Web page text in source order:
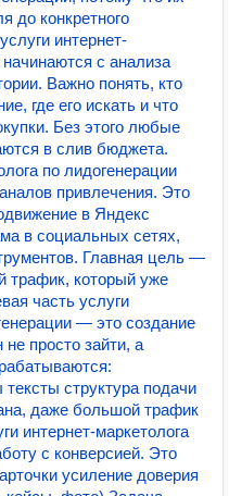
до конкретного
интернет-
с анализа
Важно понять, кто
где его искать и что
Без этого любые
в слив бюджета.
по лидогенерации
привлечения. Это
в Яндекс
в социальных сетях,
Главная цель —
трафик, который уже
часть услуги
— это создание
просто зайти, а
структура подачи
даже большой трафик
интернет-маркетолога
с конверсией. Это
усиление доверия